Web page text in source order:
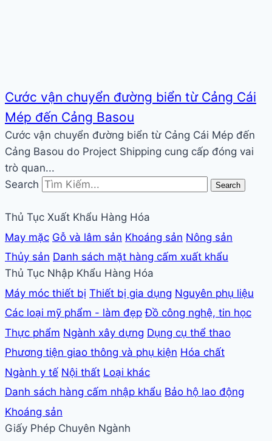
Cước vận chuyển đường biển từ Cảng Cái
Mép đến Cảng Basou
Cước vận chuyển đường biển từ Cảng Cái Mép đến
Cảng Basou do Project Shipping cung cấp đóng vai
trò quan...
Search
Search
Thủ Tục Xuất Khẩu Hàng Hóa
May mặc Gỗ và lâm sản Khoáng sản Nông sản
Thủy sản Danh sách mặt hàng cấm xuất khẩu
Thủ Tục Nhập Khẩu Hàng Hóa
Máy móc thiết bị Thiết bị gia dụng Nguyên phụ liệu
Các loại mỹ phẩm - làm đẹp Đồ công nghệ, tin học
Thực phẩm Ngành xây dựng Dụng cụ thể thao
Phương tiện giao thông và phụ kiện Hóa chất
Ngành y tế Nội thất Loại khác
Danh sách hàng cấm nhập khẩu Bảo hộ lao động
Khoáng sản
Giấy Phép Chuyên Ngành